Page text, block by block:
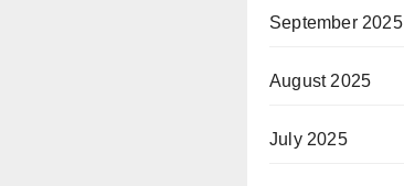
September 2025
August 2025
July 2025